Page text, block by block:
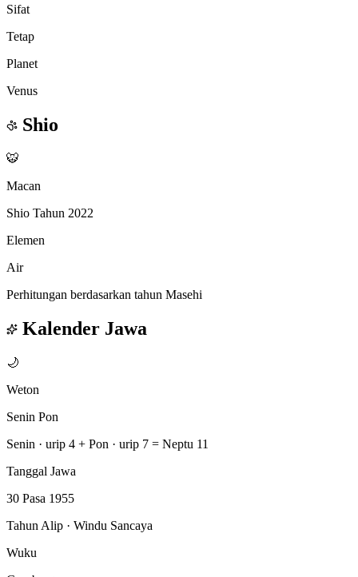
Sifat
Tetap
Planet
Venus
Shio
🐯
Macan
Shio Tahun 2022
Elemen
Air
Perhitungan berdasarkan tahun Masehi
Kalender Jawa
🌙
Weton
Senin Pon
Senin · urip 4 + Pon · urip 7 = Neptu 11
Tanggal Jawa
30 Pasa 1955
Tahun Alip · Windu Sancaya
Wuku